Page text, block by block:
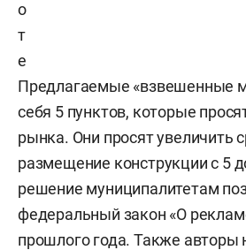
о
т
е
Предлагаемые «взвешенные
себя 5 пунктов, которые
рынка. Они просят увеличить
размещение конструкции с 5
решение муниципалитетам
федеральный закон «О
прошлого года. Также